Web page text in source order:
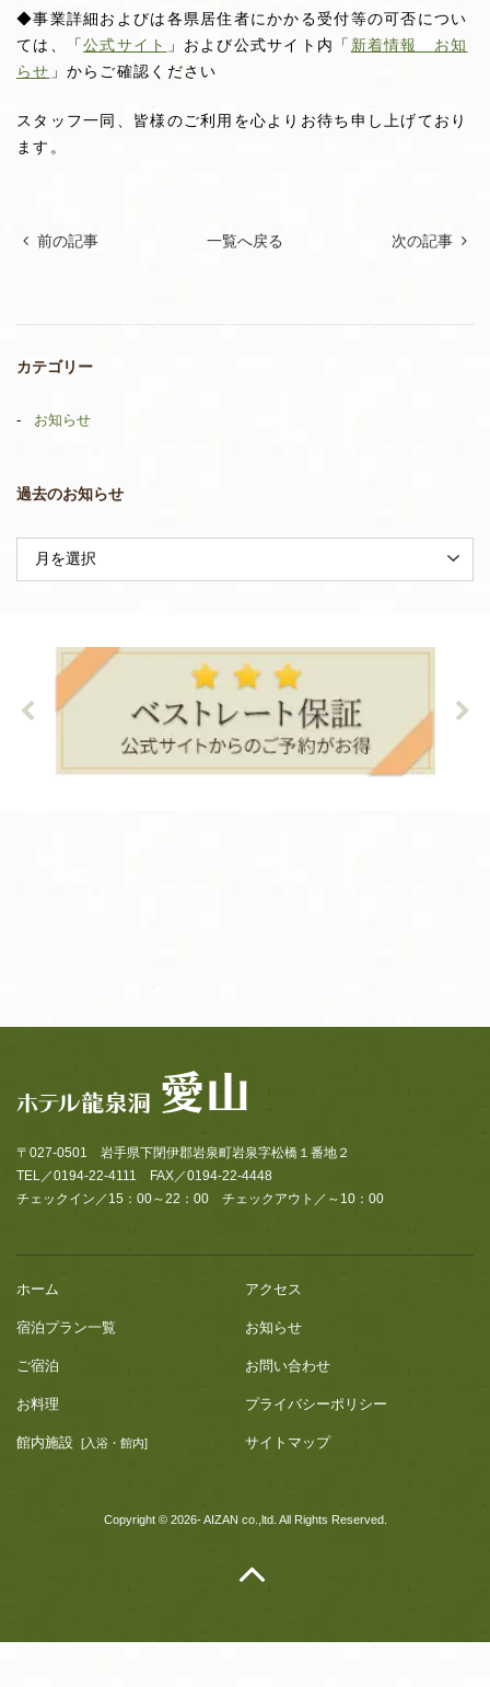
◆事業詳細およびは各県居住者にかかる受付等の可否につい
ては、「公式サイト 」および公式サイト内「 新着情報 お知
らせ 」からご確認ください
スタッフ一同、皆様のご利用を心よりお待ち申し上げており
ます。
前の記事 一覧へ戻る 次の記事
カテゴリー
お知らせ
過去のお知らせ
〒027-0501 岩手県下閉伊郡岩泉町岩泉字松橋１番地２
TEL／0194-22-4111 FAX／0194-22-4448
チェックイン／15：00～22：00 チェックアウト／～10：00
ホーム
宿泊プラン一覧
ご宿泊
お料理
館内施設 [入浴・館内]
アクセス
お知らせ
お問い合わせ
プライバシーポリシー
サイトマップ
Copyright © 2026- AIZAN co.,ltd. All Rights Reserved.